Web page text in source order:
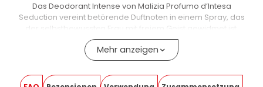
Das Deodorant Intense von Malizia Profumo d’Intesa
Seduction vereint betörende Duftnoten in einem Spray, das
der selbstbewussten Frau mit freiem Geist gewidmet ist.
Es gehört zur Linie Profumo d’Intesa Seduction Parfum, die
deodorierende Wirkung mit einer ausdrucksstarken,
von einem neutralen Deodorant.
Mehr anzeigen